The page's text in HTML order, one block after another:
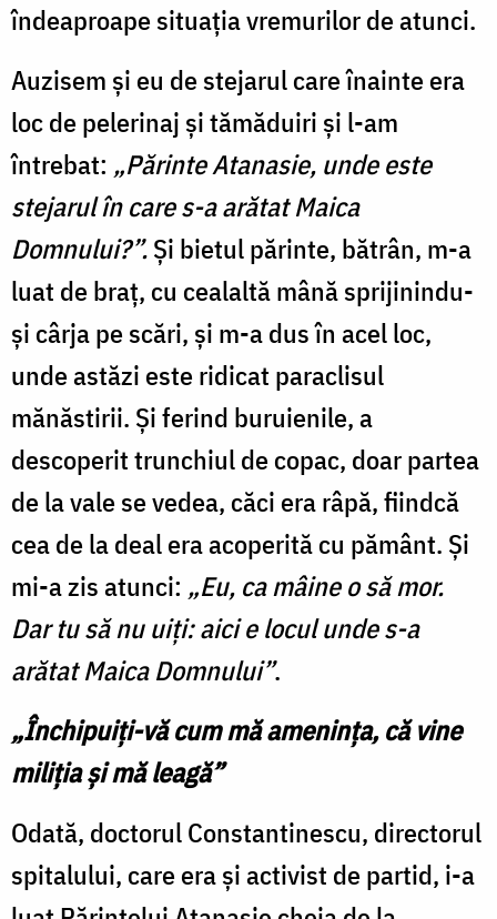
îndeaproape situația vremurilor de atunci.
Auzisem și eu de stejarul care înainte era
loc de pelerinaj și tămăduiri și l-am
întrebat: „Părinte Atanasie, unde este
stejarul în care s-a arătat Maica
Domnului?”.Și bietul părinte, bătrân, m-a
luat de braț, cu cealaltă mână sprijinindu-
și cârja pe scări, și m-a dus în acel loc,
unde astăzi este ridicat paraclisul
mănăstirii. Și ferind buruienile, a
descoperit trunchiul de copac, doar partea
de la vale se vedea, căci era râpă, fiindcă
cea de la deal era acoperită cu pământ. Și
mi-a zis atunci: „Eu, ca mâine o să mor.
Dar tu să nu uiți: aici e locul unde s-a
arătat Maica Domnului”.
„Închipuiți-vă cum mă amenința, că vine
miliția și mă leagă”
Odată, doctorul Constantinescu, directorul
spitalului, care era și activist de partid, i-a